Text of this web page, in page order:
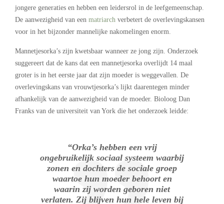
jongere generaties en hebben een leidersrol in de leefgemeenschap.
De aanwezigheid van een matriarch verbetert de overlevingskansen
voor in het bijzonder mannelijke nakomelingen enorm.
Mannetjesorka’s zijn kwetsbaar wanneer ze jong zijn. Onderzoek
suggereert dat de kans dat een mannetjesorka overlijdt 14 maal
groter is in het eerste jaar dat zijn moeder is weggevallen. De
overlevingskans van vrouwtjesorka’s lijkt daarentegen minder
afhankelijk van de aanwezigheid van de moeder. Bioloog Dan
Franks van de universiteit van York die het onderzoek leidde:
“Orka’s hebben een vrij
ongebruikelijk sociaal systeem waarbij
zonen en dochters de sociale groep
waartoe hun moeder behoort en
waarin zij worden geboren niet
verlaten. Zij blijven hun hele leven bij